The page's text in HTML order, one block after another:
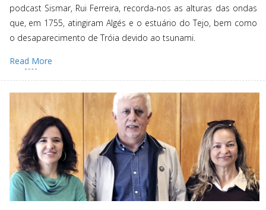
podcast Sismar, Rui Ferreira, recorda-nos as alturas das ondas
que, em 1755, atingiram Algés e o estuário do Tejo, bem como
o desaparecimento de Tróia devido ao tsunami.
Read More